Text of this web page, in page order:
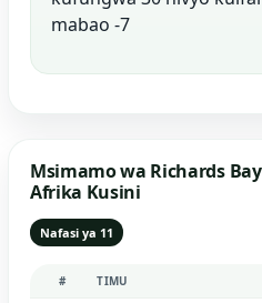
mabao -7
Msimamo wa Richards
Afrika Kusini
Nafasi ya 11
# TIMU